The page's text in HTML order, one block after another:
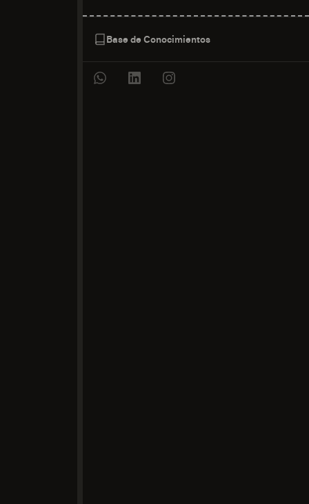
Base de Conocimientos